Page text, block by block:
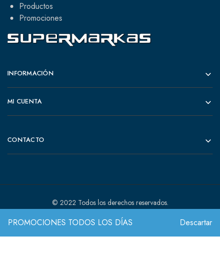
PROMOCIONES TODOS LOS DÍAS Descartar
Productos
Promociones
INFORMACIÓN
MI CUENTA
CONTACTO
© 2022 Todos los derechos reservados.